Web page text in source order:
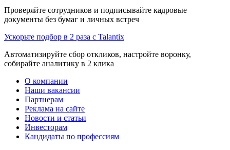
Проверяйте сотрудников и подписывайте кадровые
документы без бумаг и личных встреч
Ускорьте подбор в 2 раза с Talantix
Автоматизируйте сбор откликов, настройте воронку,
собирайте аналитику в 2 клика
О компании
Наши вакансии
Партнерам
Реклама на сайте
Новости и статьи
Инвесторам
Кандидаты по профессиям